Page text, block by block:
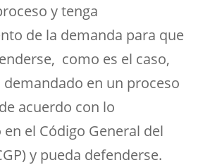
y tenga
de la demanda para que
como es el caso,
demandado en un proceso
acuerdo con lo
el Código General del
y pueda defenderse.